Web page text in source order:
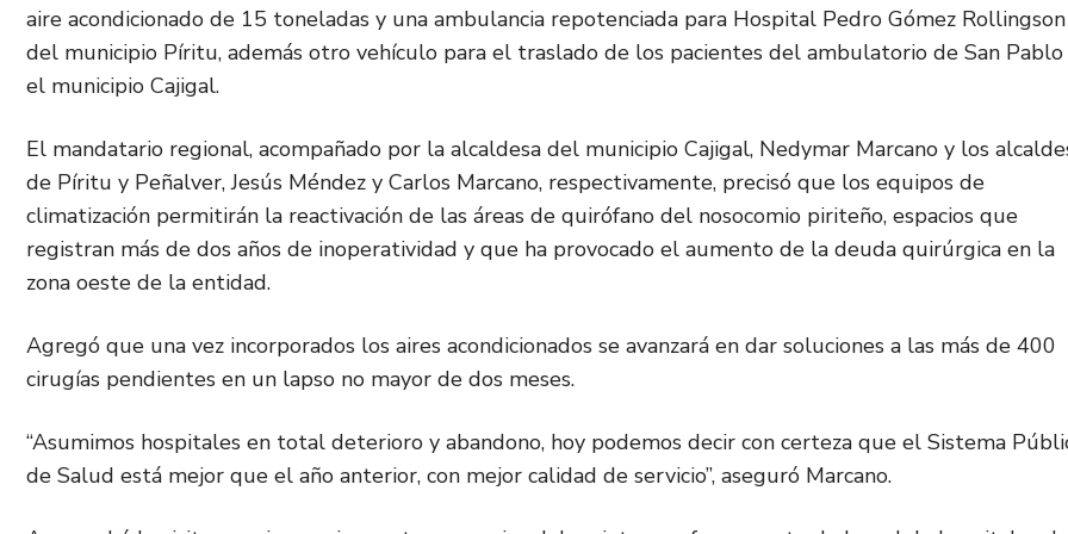
aire acondicionado de 15 toneladas y una ambulancia repotenciada para Hospital Pedro Gómez Rollingson
del municipio Píritu, además otro vehículo para el traslado de los pacientes del ambulatorio de San Pablo
el municipio Cajigal.
El mandatario regional, acompañado por la alcaldesa del municipio Cajigal, Nedymar Marcano y los
de Píritu y Peñalver, Jesús Méndez y Carlos Marcano, respectivamente, precisó que los equipos de
climatización permitirán la reactivación de las áreas de quirófano del nosocomio piriteño, espacios que
registran más de dos años de inoperatividad y que ha provocado el aumento de la deuda quirúrgica en la
zona oeste de la entidad.
Agregó que una vez incorporados los aires acondicionados se avanzará en dar soluciones a las más de 400
cirugías pendientes en un lapso no mayor de dos meses.
“Asumimos hospitales en total deterioro y abandono, hoy podemos decir con certeza que el Sistema
de Salud está mejor que el año anterior, con mejor calidad de servicio”, aseguró Marcano.